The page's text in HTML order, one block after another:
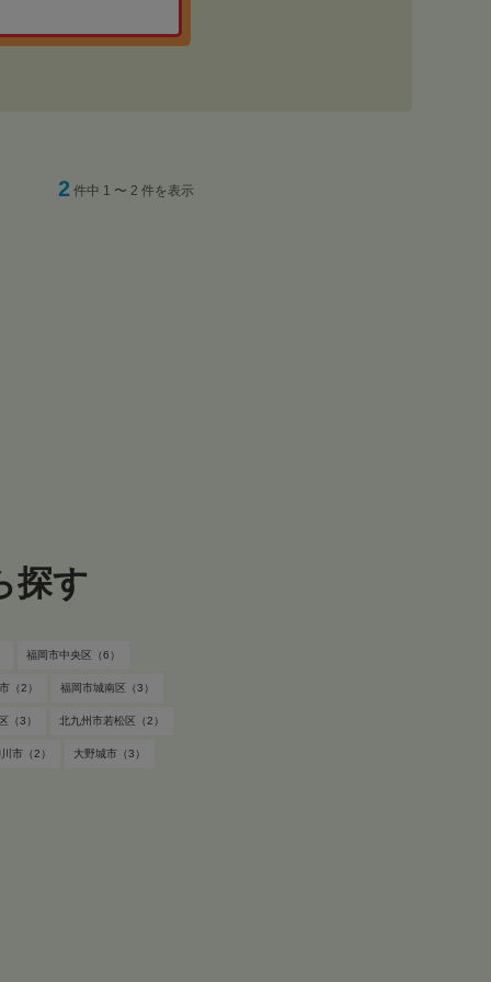
2 件中 1 〜 2 件を表示
探す
福岡市中央区（6）
（2） 福岡市城南区（3）
（3） 北九州市若松区（2）
市（2） 大野城市（3）